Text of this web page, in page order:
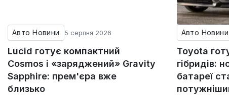
Авто Новини 5 серпня 2026
Lucid готує компактний
Cosmos і «заряджений» Gravity
Sapphire: прем'єра вже
близько
Авто Новини
Toyota
гібридів:
батареї